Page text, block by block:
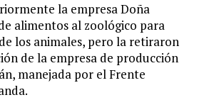
la empresa Doña
alimentos al zoológico para
los animales, pero la retiraron
de la empresa de producción
manejada por el Frente